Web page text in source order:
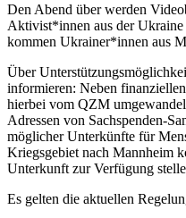
Den Abend über werden
Aktivist*innen aus der Ukraine
kommen Ukrainer*innen aus
Über
informieren: Neben
hierbei vom QZM
Adressen von Sachspenden-
möglicher Unterkünfte für
Kriegsgebiet nach Mannheim
Unterkunft zur Verfügung
Es gelten die aktuellen